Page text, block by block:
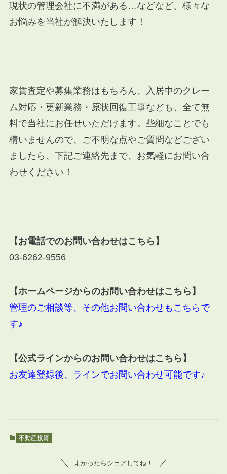
現状の管理会社に不満がある…などなど、様々な
お悩みを当社が解決いたします！
家賃査定や募集業務はもちろん、入居中のクレー
ム対応・更新業務・原状回復工事なども、全て無
料で当社にお任せいただけます。些細なことでも
構いませんので、ご不明な点やご質問などござい
ましたら、下記ご連絡先まで、お気軽にお問い合
わせください！
【お電話でのお問い合わせはこちら】
03-6262-9556
【ホームページからのお問い合わせはこちら】
管理のご相談等、その他お問い合わせもこちらで
す♪
【公式ラインからのお問い合わせはこちら】
お友達登録後、ラインでお問い合わせ可能です♪
不動産投資
よかったらシェアしてね！